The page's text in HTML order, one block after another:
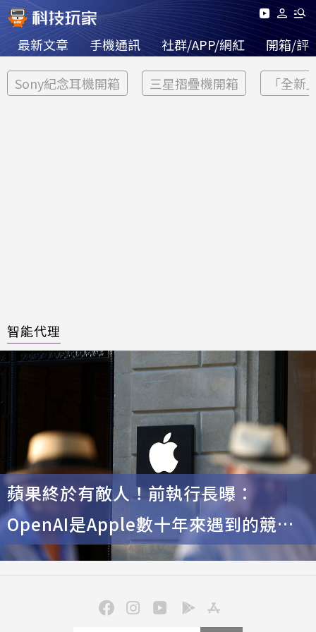
最新文章 手機通訊 社群/APP/網紅 開箱/評
Sony紀念耳機開箱 三星摺疊機開箱 「全新
智能代理
蘋果終於有敵人！前執行長曝：
OpenAI是Apple數十年來遇到的競爭
對手